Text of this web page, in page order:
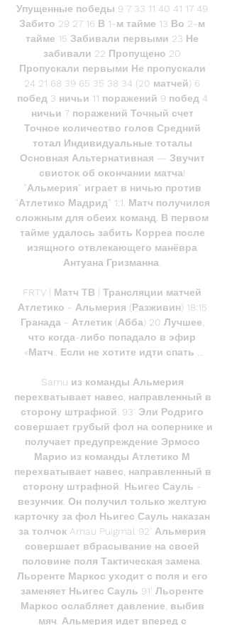
Упущенные победы 9 7 33 11 40 41 17 49
Забито 29 27 16 В 1-м тайме 13 Во 2-м
тайме 15 Забивали первыми 23 Не
забивали 22 Пропущено 20
Пропускали первыми Не пропускали
24 21 68 39 65 35 38 34 (20 матчей) 6
побед 3 ничьи 11 поражений 9 побед 4
ничьи 7 поражений Точный счет
Точное количество голов Средний
тотал Индивидуальные тоталы
Основная Альтернативная — Звучит
свисток об окончании матча!
"Альмерия" играет в ничью против
"Атлетико Мадрид" 1:1. Матч получился
сложным для обеих команд. В первом
тайме удалось забить Корреа после
изящного отвлекающего манёвра
Антуана Гризманна.
FRTV | Матч ТВ | Трансляции матчей
Атлетико - Альмерия (Разживин) 18:15
Гранада - Атлетик (Абба) 20 Лучшее,
что когда-либо попадало в эфир
«Матч.. Если не хотите идти спать ...
Samu из команды Альмерия
перехватывает навес, направленный в
сторону штрафной. 93' Эли Родриго
совершает грубый фол на сопернике и
получает предупреждение Эрмосо
Марио из команды Атлетико М
перехватывает навес, направленный в
сторону штрафной. Ньигес Сауль -
везунчик. Он получил только желтую
карточку за фол Ньигес Сауль наказан
за толчок Arnau Puigmal 92' Альмерия
совершает вбрасывание на своей
половине поля Тактическая замена.
Льоренте Маркос уходит с поля и его
заменяет Ньигес Сауль 91' Льоренте
Маркос ослабляет давление, выбив
мяч. Альмерия идет вперед с